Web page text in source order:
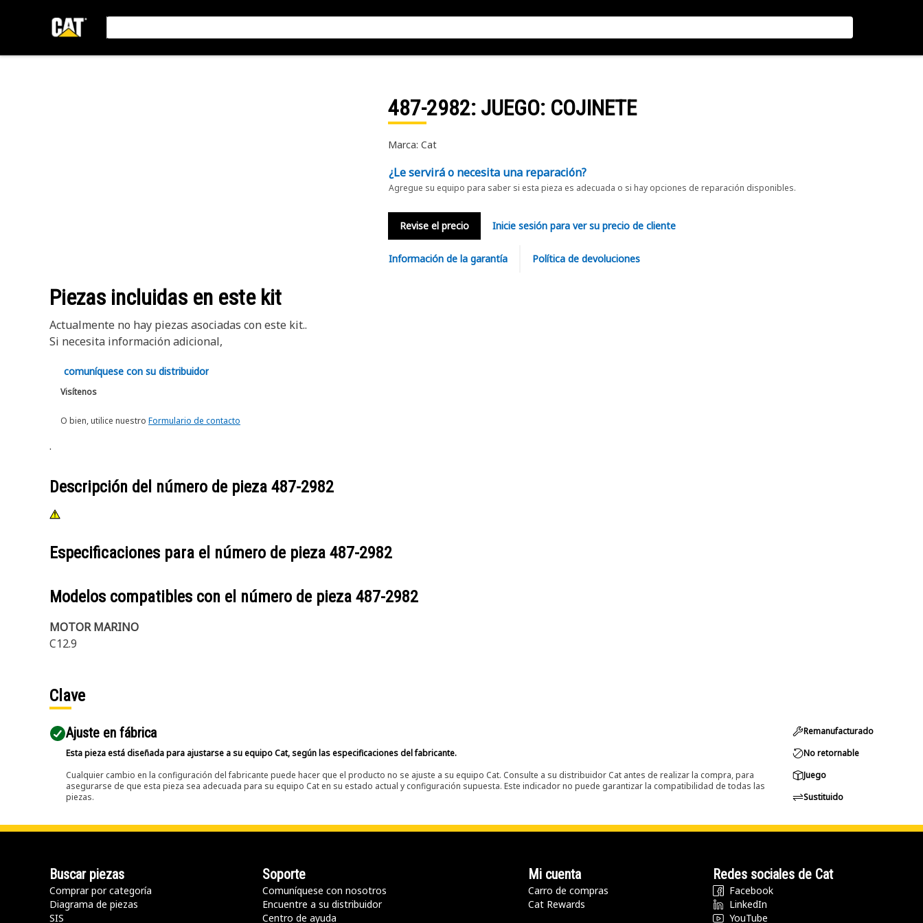
487-2982: JUEGO: COJINETE
Marca: Cat
¿Le servirá o necesita una reparación?
Agregue su equipo para saber si esta pieza es adecuada o si hay opciones de reparación disponibles.
Revise el precio Inicie sesión para ver su precio de cliente
Información de la garantía Política de devoluciones
Piezas incluidas en este kit
Actualmente no hay piezas asociadas con este kit..
Si necesita información adicional,
comuníquese con su distribuidor
Visítenos
O bien, utilice nuestro Formulario de contacto
.
Descripción del número de pieza 487-2982
Especificaciones para el número de pieza 487-2982
Modelos compatibles con el número de pieza 487-2982
MOTOR MARINO
C12.9
Clave
Ajuste en fábrica
Esta pieza está diseñada para ajustarse a su equipo Cat, según las especificaciones del fabricante.
Cualquier cambio en la configuración del fabricante puede hacer que el producto no se ajuste a su equipo Cat. Consulte a su distribuidor Cat antes de realizar la compra, para
asegurarse de que esta pieza sea adecuada para su equipo Cat en su estado actual y configuración supuesta. Este indicador no puede garantizar la compatibilidad de todas las
piezas.
Remanufacturado
No retornable
Juego
Sustituido
Buscar piezas
Comprar por categoría
Diagrama de piezas
SIS
Soporte
Comuníquese con nosotros
Encuentre a su distribuidor
Centro de ayuda
Mi cuenta
Carro de compras
Cat Rewards
Redes sociales de Cat
Facebook
LinkedIn
YouTube